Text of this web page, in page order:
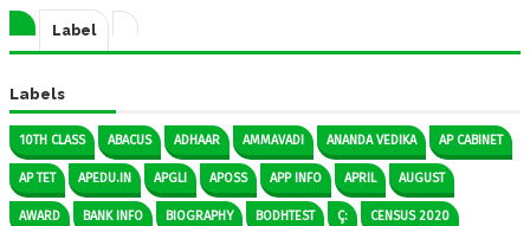
Label
Labels
10TH CLASS ABACUS ADHAAR AMMAVADI ANANDA VEDIKA AP CABINET
AP TET APEDU.IN APGLI APOSS APP INFO APRIL AUGUST
AWARD BANK INFO BIOGRAPHY BODHTEST Ç: CENSUS 2020